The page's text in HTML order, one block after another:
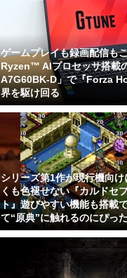
ゲームプレイも録画配信も
Ryzen™ AIプロセッサ搭載
A7G60BK-D」で『Forza
界を駆け回る
シリーズ第1作が現行機向
くも色褪せない『カルドセ
ト』遊びやすい機能も搭載
て“原典”に触れるのにぴっ